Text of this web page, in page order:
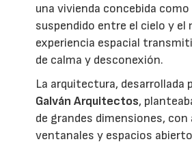
una vivienda concebida
suspendido entre el cielo y el
experiencia espacial
de calma y desconexión.
La arquitectura, desarrollada
Galván Arquitectos,
de grandes dimensiones, con
ventanales y espacios